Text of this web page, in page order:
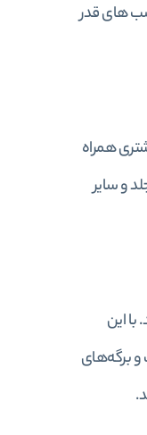
شب های قدر
همراه
و سایر
با این
برگه‌های